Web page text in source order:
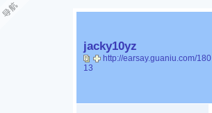
jacky10yz
http://earsay.guaniu.com/180
13